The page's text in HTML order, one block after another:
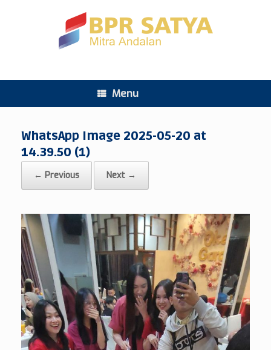
Menu
WhatsApp Image 2025-05-20 at
14.39.50 (1)
← Previous Next →